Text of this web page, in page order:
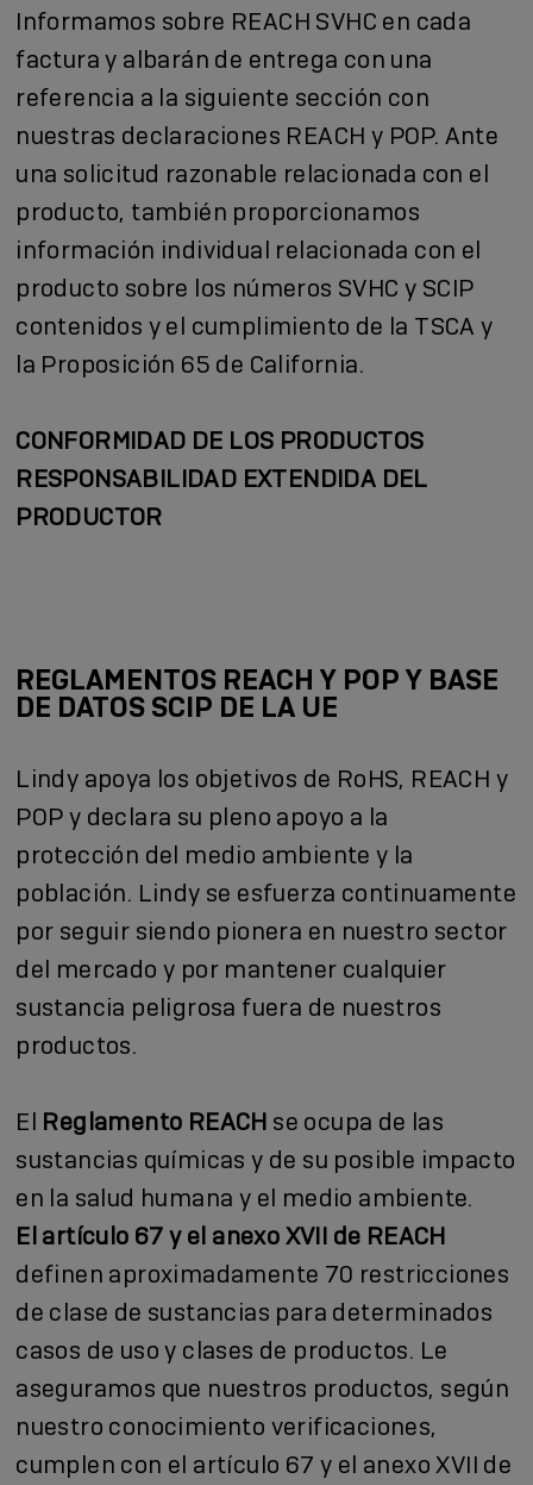
Informamos sobre REACH SVHC en cada
factura y albarán de entrega con una
referencia a la siguiente sección con
nuestras declaraciones REACH y POP. Ante
una solicitud razonable relacionada con el
producto, también proporcionamos
información individual relacionada con el
producto sobre los números SVHC y SCIP
contenidos y el cumplimiento de la TSCA y
la Proposición 65 de California.
CONFORMIDAD DE LOS PRODUCTOS
RESPONSABILIDAD EXTENDIDA DEL
PRODUCTOR
REGLAMENTOS REACH Y POP Y BASE
DE DATOS SCIP DE LA UE
Lindy apoya los objetivos de RoHS, REACH y
POP y declara su pleno apoyo a la
protección del medio ambiente y la
población. Lindy se esfuerza continuamente
por seguir siendo pionera en nuestro sector
del mercado y por mantener cualquier
sustancia peligrosa fuera de nuestros
productos.
El Reglamento REACH se ocupa de las
sustancias químicas y de su posible impacto
en la salud humana y el medio ambiente.
El artículo 67 y el anexo XVII de REACH
definen aproximadamente 70 restricciones
de clase de sustancias para determinados
casos de uso y clases de productos. Le
aseguramos que nuestros productos, según
nuestro conocimiento verificaciones,
cumplen con el artículo 67 y el anexo XVII de